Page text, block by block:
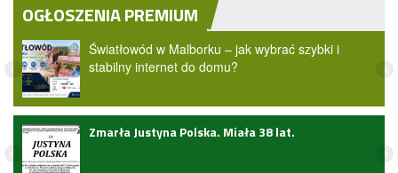
OGŁOSZENIA PREMIUM
Światłowód w Malborku – jak wybrać szybki i
stabilny internet do domu?
Zmarła Justyna Polska. Miała 38 lat.